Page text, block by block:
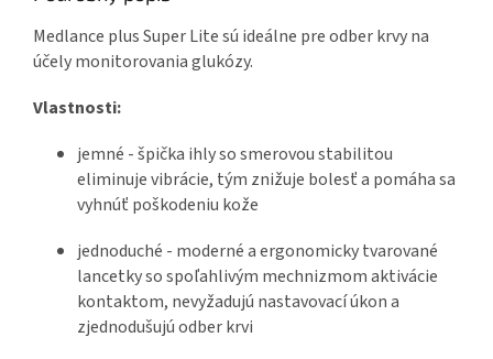
Medlance plus Super Lite sú ideálne pre odber krvy na
účely monitorovania glukózy.
Vlastnosti:
jemné - špička ihly so smerovou stabilitou
eliminuje vibrácie, tým znižuje bolesť a pomáha sa
vyhnúť poškodeniu kože
jednoduché - moderné a ergonomicky tvarované
lancetky so spoľahlivým mechnizmom aktivácie
kontaktom, nevyžadujú nastavovací úkon a
zjednodušujú odber krvi